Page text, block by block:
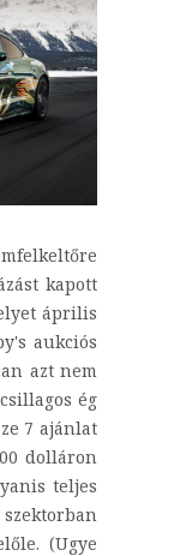
kapott
április
aukciós
azt nem
ég
7 ajánlat
dolláron
teljes
(Ugye